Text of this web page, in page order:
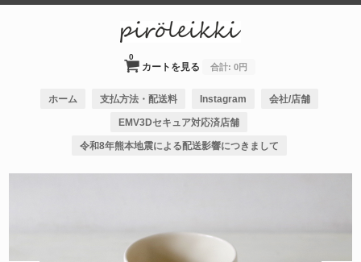
カートを見る
0
合計: 0円
ホーム 支払方法・配送料 Instagram 会社/店舗
EMV3Dセキュア対応済店舗
令和8年熊本地震による配送影響につきまして